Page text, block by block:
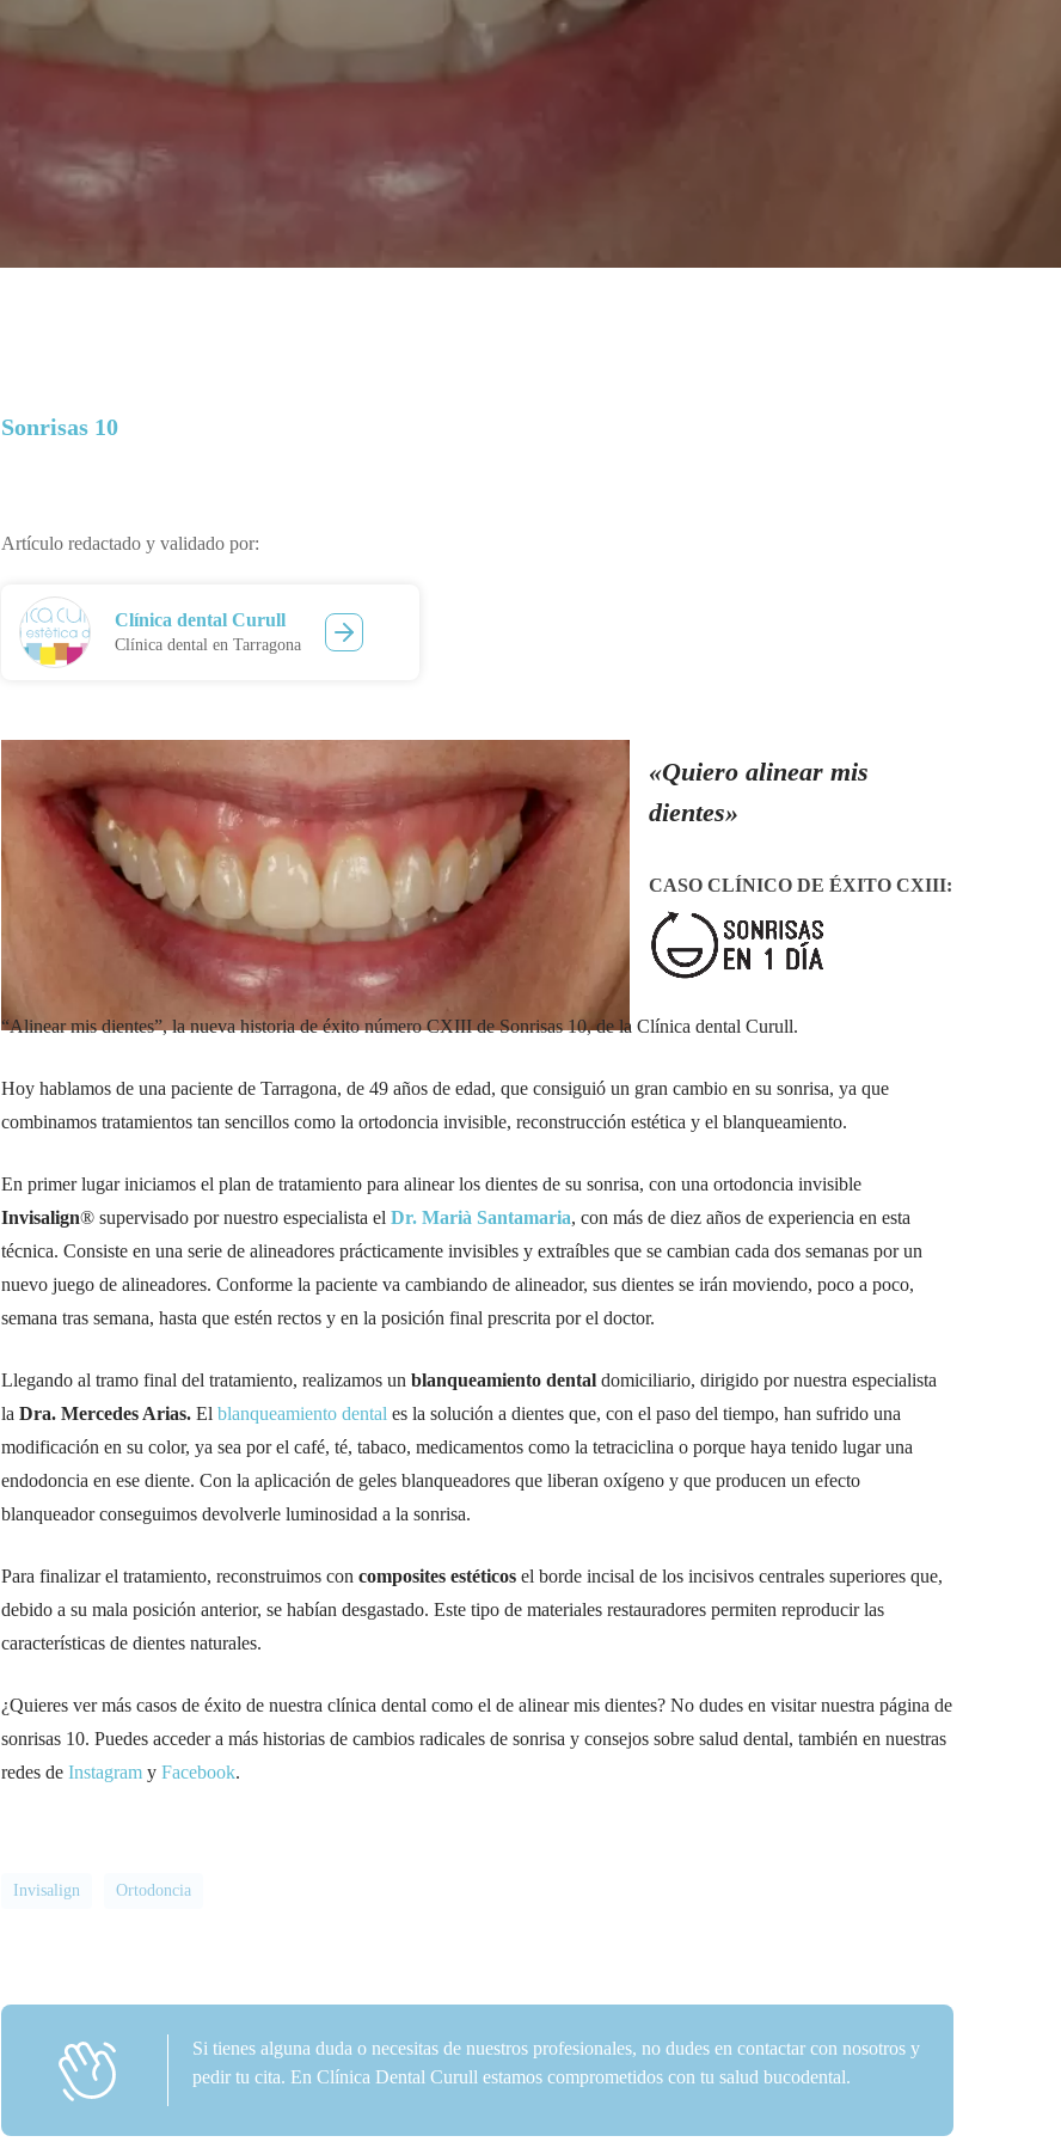
Sonrisas 10
Artículo redactado y validado por:
Clínica dental Curull
Clínica dental en Tarragona
«Quiero alinear mis
dientes»
CASO CLÍNICO DE ÉXITO CXIII:
“Alinear mis dientes”, la nueva historia de éxito número CXIII de Sonrisas 10, de la Clínica dental Curull.
Hoy hablamos de una paciente de Tarragona, de 49 años de edad, que consiguió un gran cambio en su sonrisa, ya que
combinamos tratamientos tan sencillos como la ortodoncia invisible, reconstrucción estética y el blanqueamiento.
En primer lugar iniciamos el plan de tratamiento para alinear los dientes de su sonrisa, con una ortodoncia invisible
Invisalign® supervisado por nuestro especialista el Dr. Marià Santamaria, con más de diez años de experiencia en esta
técnica. Consiste en una serie de alineadores prácticamente invisibles y extraíbles que se cambian cada dos semanas por un
nuevo juego de alineadores. Conforme la paciente va cambiando de alineador, sus dientes se irán moviendo, poco a poco,
semana tras semana, hasta que estén rectos y en la posición final prescrita por el doctor.
Llegando al tramo final del tratamiento, realizamos un blanqueamiento dentaldomiciliario, dirigido por nuestra especialista
la Dra. Mercedes Arias. El blanqueamiento dental es la solución a dientes que, con el paso del tiempo, han sufrido una
modificación en su color, ya sea por el café, té, tabaco, medicamentos como la tetraciclina o porque haya tenido lugar una
endodoncia en ese diente. Con la aplicación de geles blanqueadores que liberan oxígeno y que producen un efecto
blanqueador conseguimos devolverle luminosidad a la sonrisa.
Para finalizar el tratamiento, reconstruimos con composites estéticosel borde incisal de los incisivos centrales superiores que,
debido a su mala posición anterior, se habían desgastado. Este tipo de materiales restauradores permiten reproducir las
características de dientes naturales.
¿Quieres ver más casos de éxito de nuestra clínica dental como el de alinear mis dientes? No dudes en visitar nuestra página de
sonrisas 10. Puedes acceder a más historias de cambios radicales de sonrisa y consejos sobre salud dental, también en nuestras
redes de Instagramy Facebook.
Invisalign Ortodoncia
Si tienes alguna duda o necesitas de nuestros profesionales, no dudes en contactar con nosotros y
pedir tu cita. En Clínica Dental Curull estamos comprometidos con tu salud bucodental.